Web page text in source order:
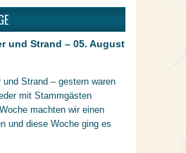
und Strand – 05. August
und Strand – gestern waren
mit Stammgästen
machten wir einen
und diese Woche ging es